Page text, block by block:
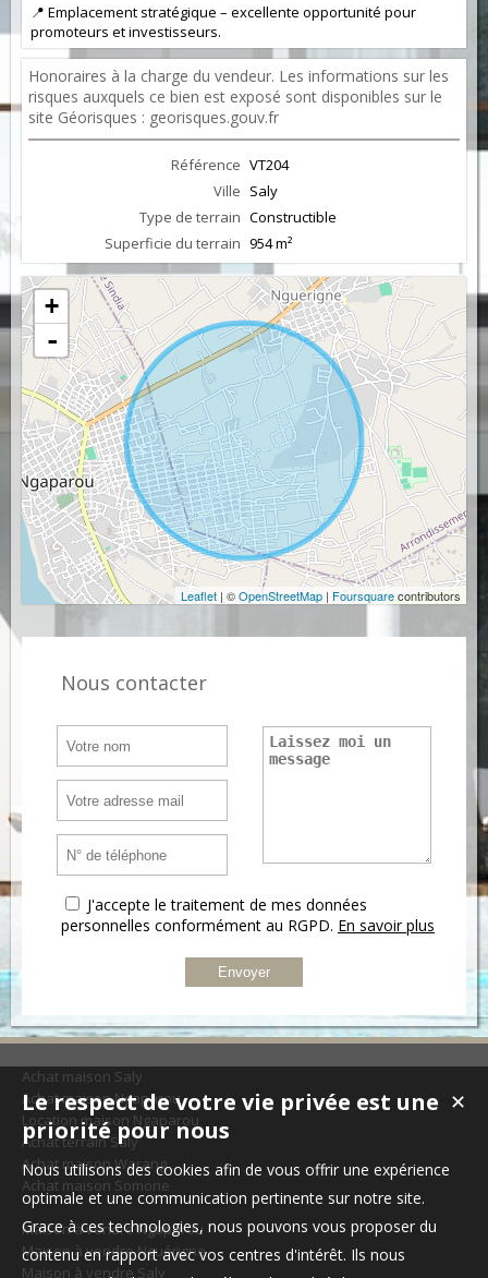
📍 Emplacement stratégique – excellente opportunité pour
promoteurs et investisseurs.
Honoraires à la charge du vendeur. Les informations sur les
risques auxquels ce bien est exposé sont disponibles sur le
site Géorisques : georisques.gouv.fr
Référence VT204
Ville Saly
Type de terrain Constructible
Superficie du terrain 954 m²
+
-
Leaflet | ©OpenStreetMap | Foursquarecontributors
Nous contacter
J'accepte le traitement de mes données
personnelles conformément au RGPD. En savoir plus
Achat maison Saly
Achat maison Ngaparou
Location maison Ngaparou
Achat terrain Saly
Achat maison Warang
Achat maison Somone
Maison à vendre Ngaparou
Maison à vendre Nguérigne
Maison à vendre Saly
✕
Le respect de votre vie privée est une
priorité pour nous
Nous utilisons des cookies afin de vous offrir une expérience
optimale et une communication pertinente sur notre site.
Grace à ces technologies, nous pouvons vous proposer du
contenu en rapport avec vos centres d'intérêt. Ils nous